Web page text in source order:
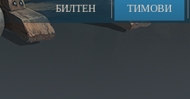
БИЛТЕН ТИМОВИ